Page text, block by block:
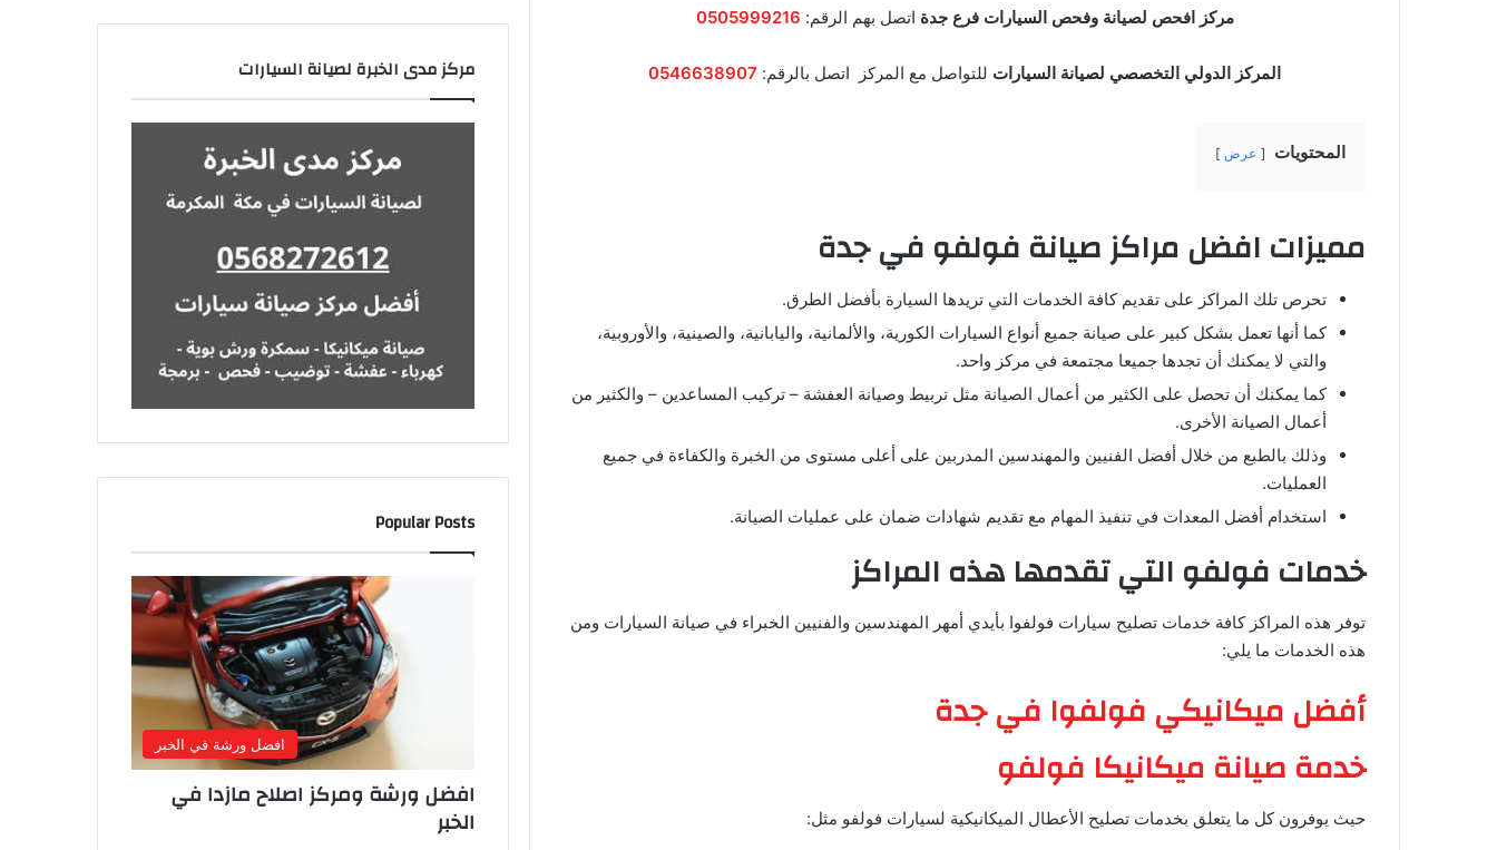
مركز افحص لصيانة وفحص السيارات فرع جدة اتصل بهم الرقم: 0505999216
المركز الدولي التخصصي لصيانة السيارات للتواصل مع المركز اتصل بالرقم: 0546638907
المحتويات عرض
مميزات افضل مراكز صيانة فولفو في جدة
تحرص تلك المراكز على تقديم كافة الخدمات التي تريدها السيارة بأفضل الطرق.
كما أنها تعمل بشكل كبير على صيانة جميع أنواع السيارات الكورية، والألمانية، واليابانية، والصينية، والأوروبية،
والتي لا يمكنك أن تجدها جميعا مجتمعة في مركز واحد.
كما يمكنك أن تحصل على الكثير من أعمال الصيانة مثل تربيط وصيانة العفشة – تركيب المساعدين – والكثير من
أعمال الصيانة الأخرى.
وذلك بالطبع من خلال أفضل الفنيين والمهندسين المدربين على أعلى مستوى من الخبرة والكفاءة في جميع
العمليات.
استخدام أفضل المعدات في تنفيذ المهام مع تقديم شهادات ضمان على عمليات الصيانة.
خدمات فولفو التي تقدمها هذه المراكز
توفر هذه المراكز كافة خدمات تصليح سيارات فولفوا بأيدي أمهر المهندسين والفنيين الخبراء في صيانة السيارات ومن
هذه الخدمات ما يلي:
أفضل ميكانيكي فولفوا في جدة
خدمة صيانة ميكانيكا فولفو
حيث يوفرون كل ما يتعلق بخدمات تصليح الأعطال الميكانيكية لسيارات فولفو مثل:
مركز مدى الخبرة لصيانة السيارات
Popular Posts
افضل ورشة في الخبر
افضل ورشة ومركز اصلاح مازدا في
الخبر